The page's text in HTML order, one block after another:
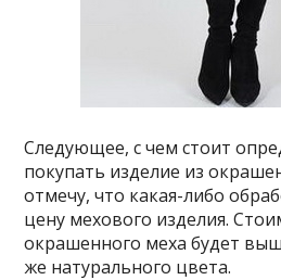
Следующее, с чем стоит
покупать изделие из
отмечу, что какая-либо
цену мехового изделия.
окрашенного меха будет
же натурального цвета.